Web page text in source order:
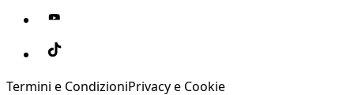
Termini e CondizioniPrivacy e Cookie